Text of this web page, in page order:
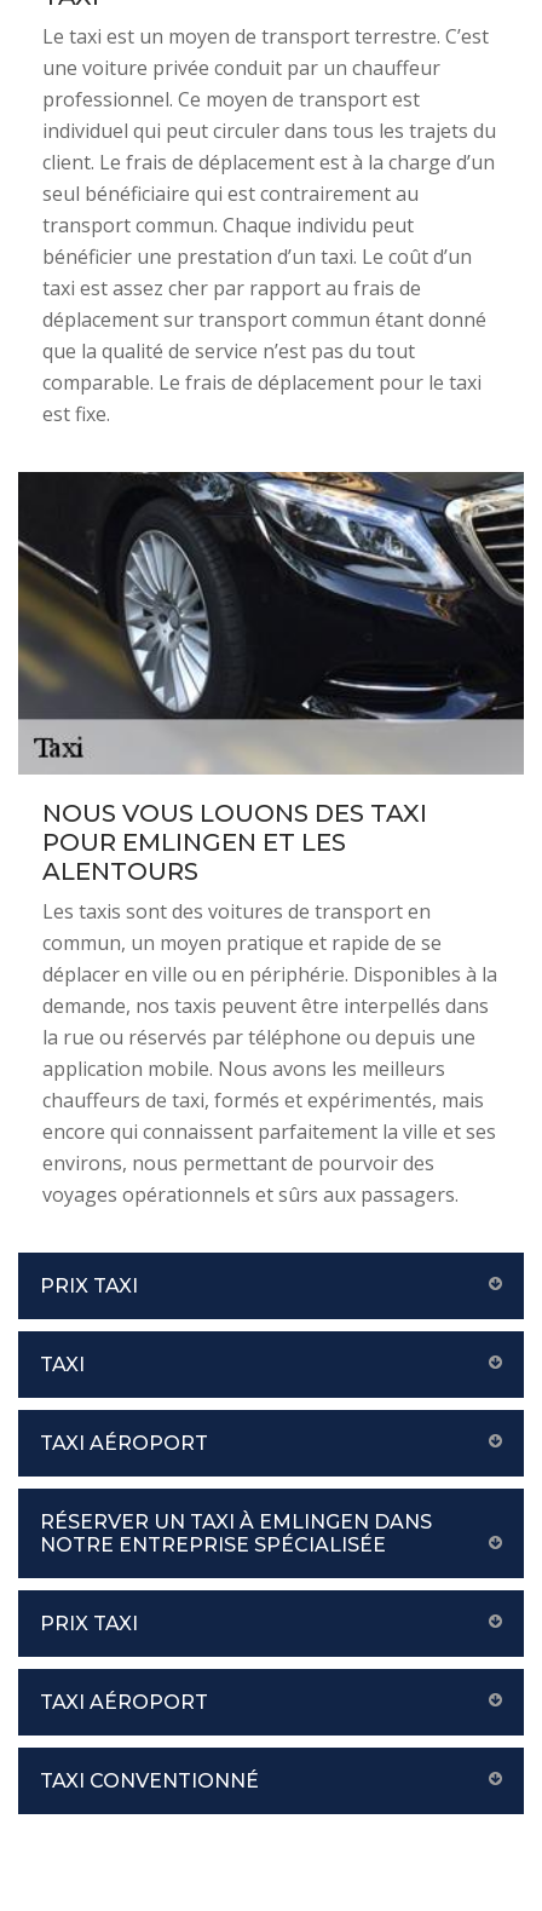
Le taxi est un moyen de transport terrestre. C’est
une voiture privée conduit par un chauffeur
professionnel. Ce moyen de transport est
individuel qui peut circuler dans tous les trajets du
client. Le frais de déplacement est à la charge d’un
seul bénéficiaire qui est contrairement au
transport commun. Chaque individu peut
bénéficier une prestation d’un taxi. Le coût d’un
taxi est assez cher par rapport au frais de
déplacement sur transport commun étant donné
que la qualité de service n’est pas du tout
comparable. Le frais de déplacement pour le taxi
est fixe.
NOUS VOUS LOUONS DES TAXI
POUR EMLINGEN ET LES
ALENTOURS
Les taxis sont des voitures de transport en
commun, un moyen pratique et rapide de se
déplacer en ville ou en périphérie. Disponibles à la
demande, nos taxis peuvent être interpellés dans
la rue ou réservés par téléphone ou depuis une
application mobile. Nous avons les meilleurs
chauffeurs de taxi, formés et expérimentés, mais
encore qui connaissent parfaitement la ville et ses
environs, nous permettant de pourvoir des
voyages opérationnels et sûrs aux passagers.
PRIX TAXI
TAXI
TAXI AÉROPORT
RÉSERVER UN TAXI À EMLINGEN DANS
NOTRE ENTREPRISE SPÉCIALISÉE
PRIX TAXI
TAXI AÉROPORT
TAXI CONVENTIONNÉ